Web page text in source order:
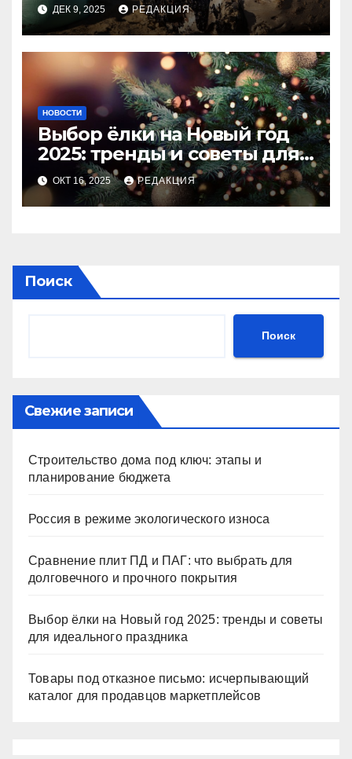
ДЕК 9, 2025 РЕДАКЦИЯ
НОВОСТИ
Выбор ёлки на Новый год
2025: тренды и советы для
идеального праздника
ОКТ 16, 2025 РЕДАКЦИЯ
Поиск
Поиск
Свежие записи
Строительство дома под ключ: этапы и
планирование бюджета
Россия в режиме экологического износа
Сравнение плит ПД и ПАГ: что выбрать для
долговечного и прочного покрытия
Выбор ёлки на Новый год 2025: тренды и советы
для идеального праздника
Товары под отказное письмо: исчерпывающий
каталог для продавцов маркетплейсов